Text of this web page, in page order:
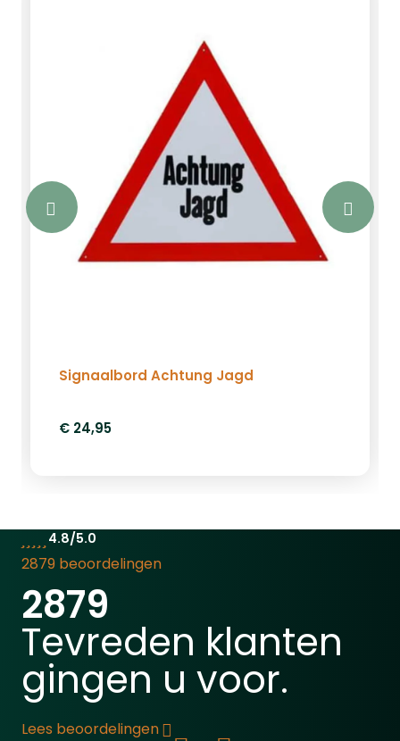
Signaalbord Achtung Jagd
€ 24,95
4.8/5.0
2879 beoordelingen
2879
Tevreden klanten
gingen u voor.
Lees beoordelingen